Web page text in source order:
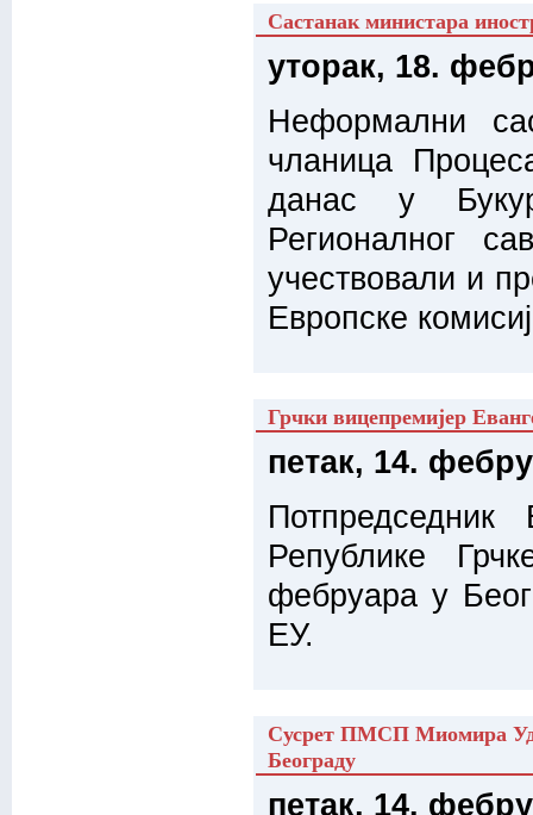
Састанак министара
уторак, 18.
Неформални
чланица
данас у
Регионалног
учествовали и
Европске
Грчки вицепремијер
петак, 14.
Републике
фебруара у
ЕУ.
Сусрет ПМСП Миомира
Београду
петак, 14.